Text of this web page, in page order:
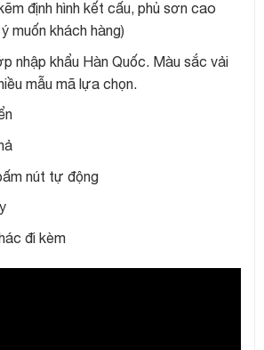
định hình kết cấu, phủ sơn cao
muốn khách hàng)
nhập khẩu Hàn Quốc. Màu sắc vải
mẫu mã lựa chọn.
nút tự động
đi kèm